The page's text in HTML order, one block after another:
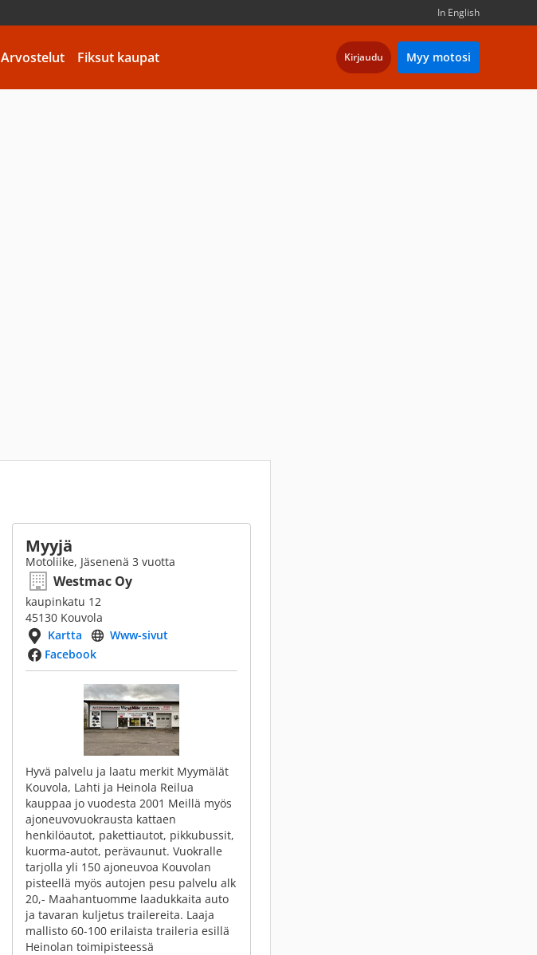
In English
Arvostelut Fiksut kaupat Kirjaudu Myy motosi
Myyjä
Motoliike, Jäsenenä 3 vuotta
Westmac Oy
kaupinkatu 12
45130 Kouvola
Kartta
Www-sivut
Facebook
Hyvä palvelu ja laatu merkit Myymälät
Kouvola, Lahti ja Heinola Reilua
kauppaa jo vuodesta 2001 Meillä myös
ajoneuvovuokrausta kattaen
henkilöautot, pakettiautot, pikkubussit,
kuorma-autot, perävaunut. Vuokralle
tarjolla yli 150 ajoneuvoa Kouvolan
pisteellä myös autojen pesu palvelu alk
20,- Maahantuomme laadukkaita auto
ja tavaran kuljetus trailereita. Laaja
mallisto 60-100 erilaista traileria esillä
Heinolan toimipisteessä